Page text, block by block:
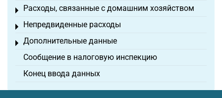
Расходы, связанные с домашним хозяйством
Toggle menu
Непредвиденные расходы
Toggle menu
Дополнительные данные
Toggle menu
Сообщение в налоговую инспекцию
Конец ввода данных